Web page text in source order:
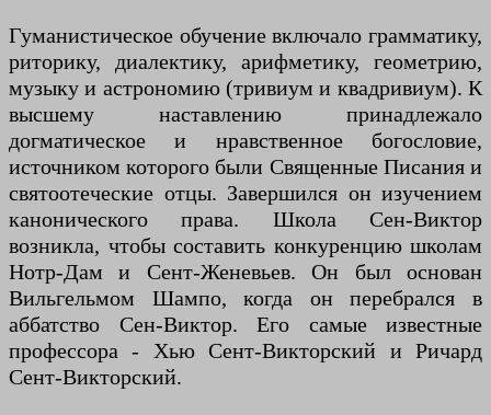
Гуманистическое обучение включало грамматику,
риторику, диалектику, арифметику, геометрию,
музыку и астрономию (тривиум и квадривиум). К
высшему наставлению принадлежало
догматическое и нравственное богословие,
источником которого были Священные Писания и
святоотеческие отцы. Завершился он изучением
канонического права. Школа Сен-Виктор
возникла, чтобы составить конкуренцию школам
Нотр-Дам и Сент-Женевьев. Он был основан
Вильгельмом Шампо, когда он перебрался в
аббатство Сен-Виктор. Его самые известные
профессора - Хью Сент-Викторский и Ричард
Сент-Викторский.